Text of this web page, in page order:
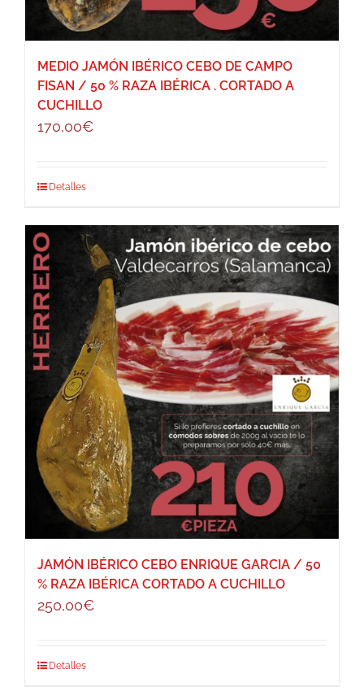
MEDIO JAMÓN IBÉRICO CEBO DE CAMPO
FISAN / 50 % RAZA IBÉRICA . CORTADO A
CUCHILLO
170,00€
Detalles
JAMÓN IBÉRICO CEBO ENRIQUE GARCIA / 50
% RAZA IBÉRICA CORTADO A CUCHILLO
250,00€
Detalles